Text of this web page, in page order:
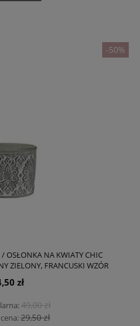
OSŁONKA NA KWIATY CHIC
ZIELONY, FRANCUSKI WZÓR
zł
49,00 zł
29,50 zł
-50%